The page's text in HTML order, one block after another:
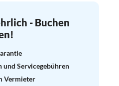
- Buchen
und Servicegebühren
Vermieter